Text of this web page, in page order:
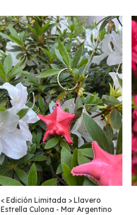
< Edición Limitada > Llavero
Estrella Culona - Mar Argentino